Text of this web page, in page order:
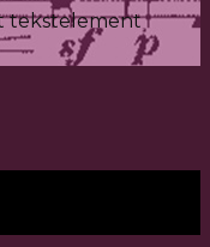
tekstelement